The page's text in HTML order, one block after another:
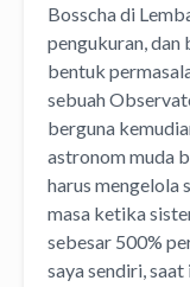
Bosscha di
pengukuran, dan
bentuk
sebuah
berguna
astronom muda
harus mengelola
masa ketika
sebesar 500%
saya sendiri,